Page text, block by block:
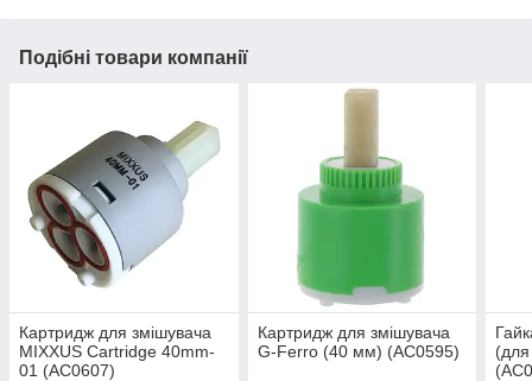
Подібні товари компанії
Картридж для змішувача
MIXXUS Cartridge 40mm-
01 (AC0607)
Картридж для змішувача
G-Ferro (40 мм) (AC0595)